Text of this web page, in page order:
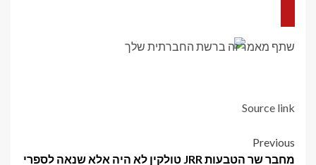
ההתמקדות של מיץ' מרנר בזכייה בגביע סטנלי, לא ב"רגעים אפלים"
שתף מאמר זה ברשת החברתית שלך
Source link
Post
Previous
מחבר שר הטבעות JRR טולקין לא היה אלא שנאה לספרי